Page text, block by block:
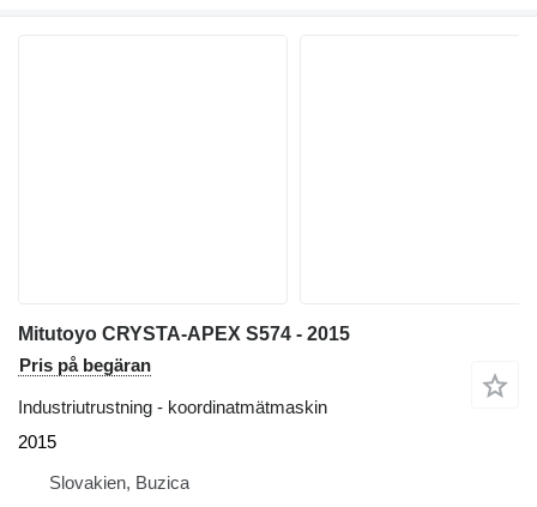
Mitutoyo CRYSTA-APEX S574 - 2015
Pris på begäran
Industriutrustning - koordinatmätmaskin
2015
Slovakien, Buzica